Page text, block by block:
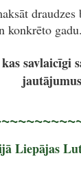
draudzes
konkrēto gadu.
savlaicīgi
Liepājas